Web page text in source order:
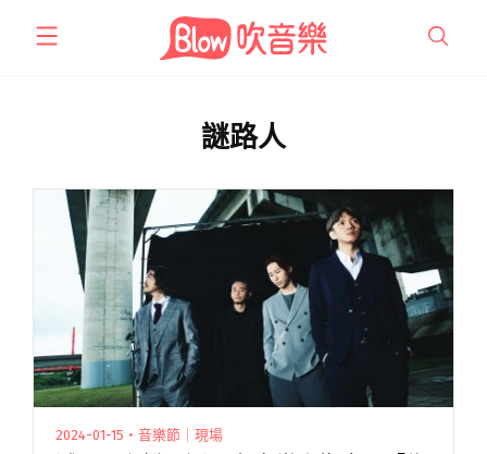
謎路人
2024-01-15・音樂節｜現場